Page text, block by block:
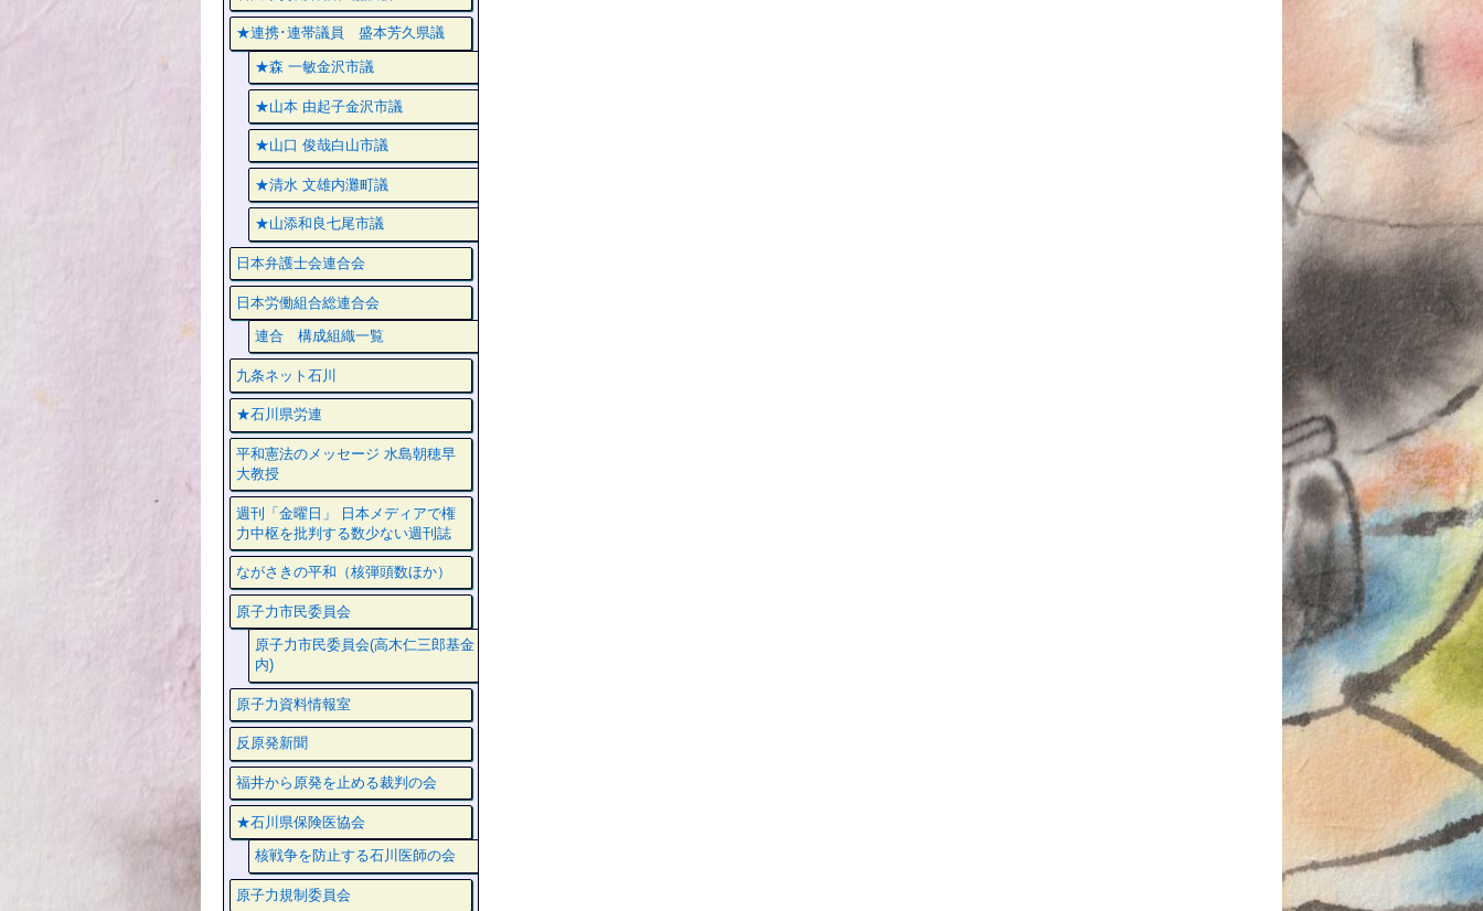
★連携･連帯議員 盛本芳久県議
★森 一敏金沢市議
★山本 由起子金沢市議
★山口 俊哉白山市議
★清水 文雄内灘町議
★山添和良七尾市議
日本弁護士会連合会
日本労働組合総連合会
連合 構成組織一覧
九条ネット石川
★石川県労連
平和憲法のメッセージ 水島朝穂早
大教授
週刊「金曜日」 日本メディアで権
力中枢を批判する数少ない週刊誌
ながさきの平和（核弾頭数ほか）
原子力市民委員会
原子力市民委員会(高木仁三郎基金
内)
原子力資料情報室
反原発新聞
福井から原発を止める裁判の会
★石川県保険医協会
核戦争を防止する石川医師の会
原子力規制委員会